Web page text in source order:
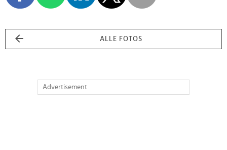
ALLE FOTOS
Advertisement